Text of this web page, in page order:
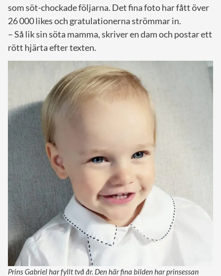
som söt-chockade följarna. Det fina foto har fått över
26 000 likes och gratulationerna strömmar in.
– Så lik sin söta mamma, skriver en dam och postar ett
rött hjärta efter texten.
Prins Gabriel har fyllt två år. Den här fina bilden har prinsessan